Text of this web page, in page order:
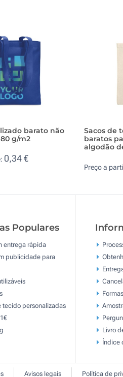
barato não
g/m2
0,34 €
Sacos de
baratos
algodão
Preço a
Populares
entrega rápida
publicidade para
tecido personalizadas
Livro
Índice
Avisos legais Política de